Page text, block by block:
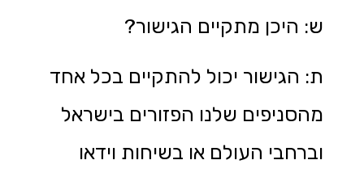
ש: היכן מתקיים הגישור?
ת: הגישור יכול להתקיים בכל אחד
מהסניפים שלנו הפזורים בישראל
וברחבי העולם או בשיחות וידאו